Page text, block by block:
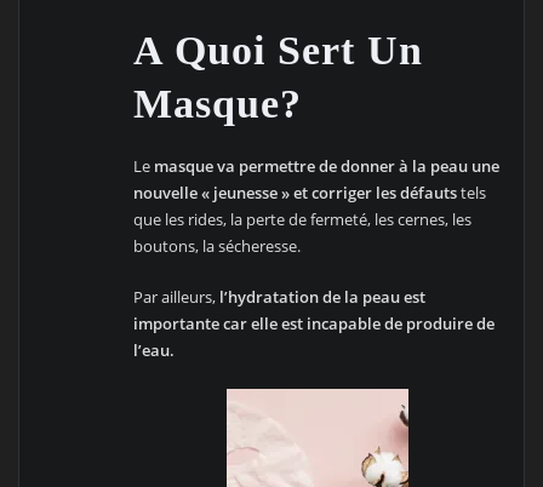
A Quoi Sert Un
Masque?
Le masque va permettre de donner à la peau une
nouvelle « jeunesse » et corriger les défautstels
que les rides, la perte de fermeté, les cernes, les
boutons, la sécheresse.
Par ailleurs, l’hydratation de la peau est
importante car elle est incapable de produire de
l’eau.